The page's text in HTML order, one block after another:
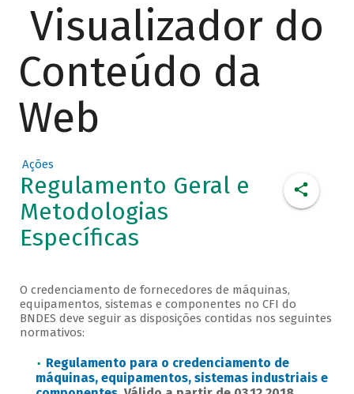
Visualizador do
Conteúdo da
Web
Ações
Regulamento Geral e
Metodologias
Específicas
O credenciamento de fornecedores de máquinas,
equipamentos, sistemas e componentes no CFI do
BNDES deve seguir as disposições contidas nos seguintes
normativos:
Regulamento para o credenciamento de
máquinas, equipamentos, sistemas industriais e